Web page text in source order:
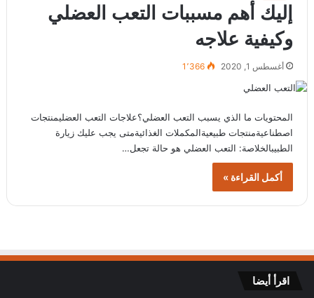
إليك أهم مسببات التعب العضلي
وكيفية علاجه
أغسطس 1, 2020 1٬366
المحتويات ما الذي يسبب التعب العضلي؟علاجات التعب العضليمنتجات
اصطناعيةمنتجات طبيعيةالمكملات الغذائيةمتى يجب عليك زيارة
الطبيبالخلاصة: التعب العضلي هو حالة تجعل…
أكمل القراءة »
اقرأ أيضا